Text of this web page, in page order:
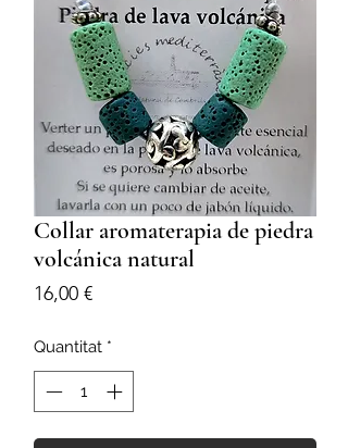
Collar aromaterapia de piedra
volcánica natural
16,00 €Price
Quantitat *